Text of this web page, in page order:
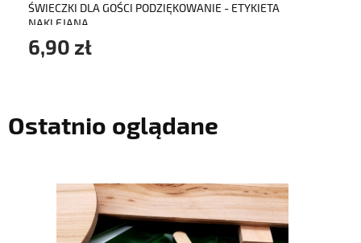
ŚWIECZKI DLA GOŚCI PODZIĘKOWANIE - ETYKIETA
NAKLEJANA
6,90 zł
Ostatnio oglądane